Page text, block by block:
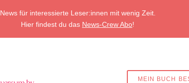
News für interessierte Leser:innen mit wenig Zeit.
Hier findest du das News-Crew Abo!
MEIN BUCH